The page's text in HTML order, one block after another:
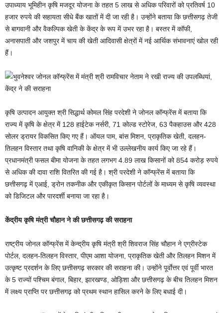
उपाध्याय भूमिहीन कृषि मजदूर योजना के तहत 5 लाख से अधिक परिवारों को प्रतिवर्ष 10
हजार रुपये की सहायता सीधे बैंक खातों में दी जा रही है। उन्होंने बताया कि छत्तीसगढ़ तेजी
से बागवानी और वैकल्पिक खेती के केंद्र के रूप में उभर रहा है। बस्तर में कॉफी,
अनासपाती और जशपुर में चाय की खेती आदिवासी क्षेत्रों में नई आर्थिक संभावनाएं खोल रही
हैं।
कृषि उत्पादन आयुक्त श्री सिद्धार्थ कोमल सिंह परदेशी ने जोनल कॉन्फ्रेंस में बताया कि
राज्य में कृषि के क्षेत्र में 128 हाईटेक नर्सरी, 71 कोल्ड स्टोरेज, 63 पैकहाउस और 428
सोलर ड्रायर विकसित किए गए हैं। ऑयल पाम, बांस मिशन, प्राकृतिक खेती, दलहन-
तिलहन विस्तार तथा कृषि वानिकी के क्षेत्र में भी उल्लेखनीय कार्य किए जा रहे हैं।
प्रधानमंत्री फसल बीमा योजना के तहत लगभग 4.89 लाख किसानों को 854 करोड़ रुपये
से अधिक की दावा राशि वितरित की गई है। श्री परदेशी ने कॉन्फ्रेंस में बताया कि
छत्तीसगढ़ में एआई, ड्रोन तकनीक और एकीकृत किसान पोर्टलों के माध्यम से कृषि व्यवस्था
को डिजिटल और पारदर्शी बनाया जा रहा है।
केंद्रीय कृषि मंत्री चौहान ने की छत्तीसगढ़ की सराहना
राष्ट्रीय जोनल कॉन्फ्रेंस में केन्द्रीय कृषि मंत्री श्री शिवराज सिंह चौहान ने एग्रीस्टेक
पोर्टल, दलहन-तिलहन विस्तार, पीएम आशा योजना, प्राकृतिक खेती और तिलहन मिशन में
उत्कृष्ट प्रदर्शन के लिए छत्तीसगढ़ सरकार की सराहना की। उन्होंने पूर्वाेत्तर एवं पूर्वी भारत
के 5 राज्यों पश्चिम बंगाल, बिहार, झारखण्ड, ओड़िशा और छत्तीसगढ़ के बीच तिलहन मिशन
में लक्ष्य प्राप्ति पर छत्तीसगढ़ को प्रथम स्थान हासिल करने के लिए बधाई दी।